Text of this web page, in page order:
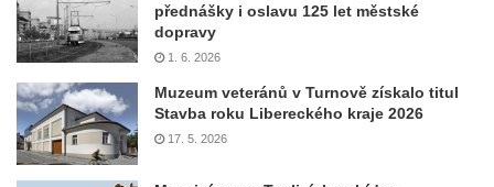
přednášky i oslavu 125 let městské
dopravy
1. 6. 2026
Muzeum veteránů v Turnově získalo titul
Stavba roku Libereckého kraje 2026
17. 5. 2026